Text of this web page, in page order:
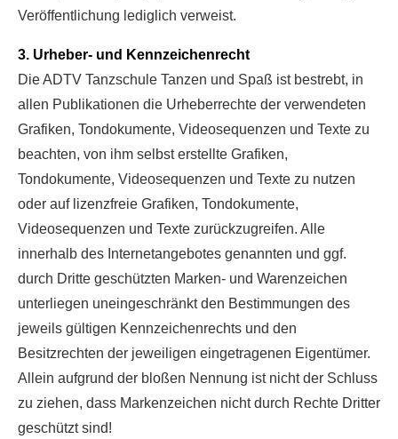
Veröffentlichung lediglich verweist.
3. Urheber- und Kennzeichenrecht
Die ADTV Tanzschule Tanzen und Spaß ist bestrebt, in
allen Publikationen die Urheberrechte der verwendeten
Grafiken, Tondokumente, Videosequenzen und Texte zu
beachten, von ihm selbst erstellte Grafiken,
Tondokumente, Videosequenzen und Texte zu nutzen
oder auf lizenzfreie Grafiken, Tondokumente,
Videosequenzen und Texte zurückzugreifen. Alle
innerhalb des Internetangebotes genannten und ggf.
durch Dritte geschützten Marken- und Warenzeichen
unterliegen uneingeschränkt den Bestimmungen des
jeweils gültigen Kennzeichenrechts und den
Besitzrechten der jeweiligen eingetragenen Eigentümer.
Allein aufgrund der bloßen Nennung ist nicht der Schluss
zu ziehen, dass Markenzeichen nicht durch Rechte Dritter
geschützt sind!